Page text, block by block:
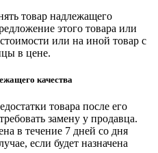
товар надлежащего
этого товара или
или на иной товар с
в цене.
качества
товара после его
замену у продавца.
в течение 7 дней со дня
если будет назначена